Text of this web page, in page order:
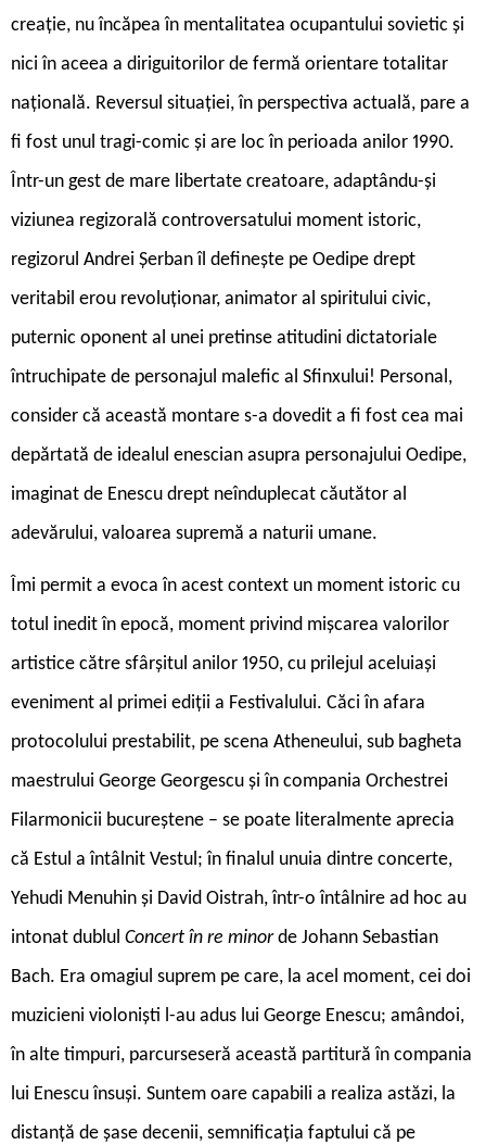
creație, nu încăpea în mentalitatea ocupantului sovietic și
nici în aceea a diriguitorilor de fermă orientare totalitar
națională. Reversul situației, în perspectiva actuală, pare a
fi fost unul tragi-comic și are loc în perioada anilor 1990.
Într-un gest de mare libertate creatoare, adaptându-și
viziunea regizorală controversatului moment istoric,
regizorul Andrei Șerban îl definește pe Oedipe drept
veritabil erou revoluționar, animator al spiritului civic,
puternic oponent al unei pretinse atitudini dictatoriale
întruchipate de personajul malefic al Sfinxului! Personal,
consider că această montare s-a dovedit a fi fost cea mai
depărtată de idealul enescian asupra personajului Oedipe,
imaginat de Enescu drept neînduplecat căutător al
adevărului, valoarea supremă a naturii umane.
Îmi permit a evoca în acest context un moment istoric cu
totul inedit în epocă, moment privind mișcarea valorilor
artistice către sfârșitul anilor 1950, cu prilejul aceluiași
eveniment al primei ediții a Festivalului. Căci în afara
protocolului prestabilit, pe scena Atheneului, sub bagheta
maestrului George Georgescu și în compania Orchestrei
Filarmonicii bucureștene – se poate literalmente aprecia
că Estul a întâlnit Vestul; în finalul unuia dintre concerte,
Yehudi Menuhin și David Oistrah, într-o întâlnire ad hoc au
intonat dublul Concert în re minorde Johann Sebastian
Bach. Era omagiul suprem pe care, la acel moment, cei doi
muzicieni violoniști l-au adus lui George Enescu; amândoi,
în alte timpuri, parcurseseră această partitură în compania
lui Enescu însuși. Suntem oare capabili a realiza astăzi, la
distanță de șase decenii, semnificația faptului că pe